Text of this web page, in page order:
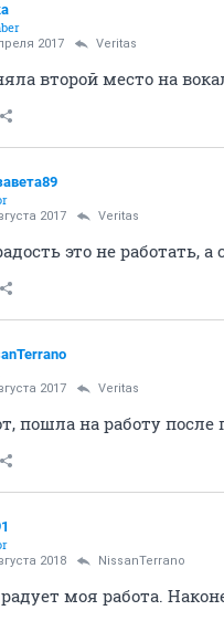
2017 Veritas
второй место на
2017 Veritas
это не работать, а
2017 Veritas
пошла на работу после
2018 NissanTerrano
моя работа.